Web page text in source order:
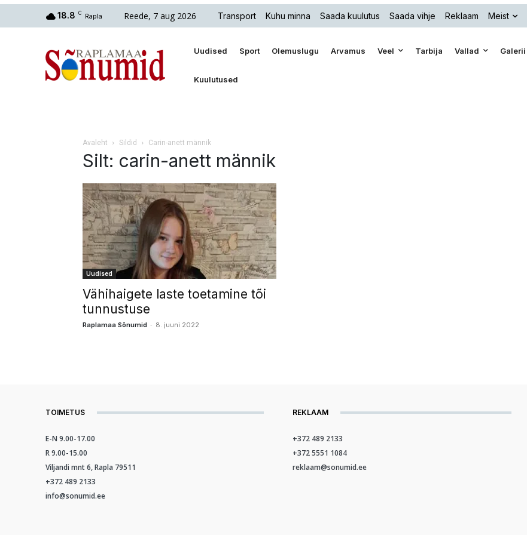
18.8 C Rapla Reede, 7 aug 2026 Transport Kuhu minna Saada kuulutus Saada vihje Reklaam Meist
Uudised Sport Olemuslugu Arvamus Veel Tarbija Vallad Galerii
Kuulutused
Avaleht Sildid Carin-anett männik
Silt: carin-anett männik
Uudised
Vähihaigete laste toetamine tõi
tunnustuse
Raplamaa Sõnumid - 8. juuni 2022
TOIMETUS
E-N 9.00-17.00
R 9.00-15.00
Viljandi mnt 6, Rapla 79511
+372 489 2133
info@sonumid.ee
REKLAAM
+372 489 2133
+372 5551 1084
reklaam@sonumid.ee